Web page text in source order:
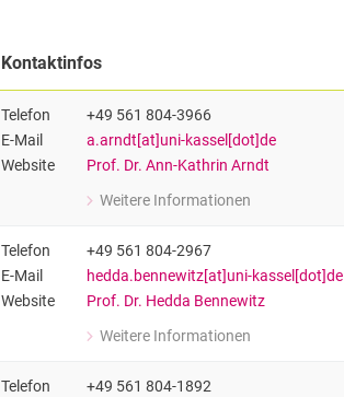
Kontaktinfos
Telefon
+49 561 804-3966
E-Mail
a.arndt[at]uni-kassel[dot]de
Website
Prof. Dr. Ann-Kathrin Arndt
Weitere Informationen
zu Prof. Dr. Ann-Kathrin Arndt
Telefon
+49 561 804-2967
E-Mail
hedda.bennewitz[at]uni-kassel[dot]de
Website
Prof. Dr. Hedda Bennewitz
Weitere Informationen
zu Prof. Dr. Hedda Bennewitz
Telefon
+49 561 804-1892